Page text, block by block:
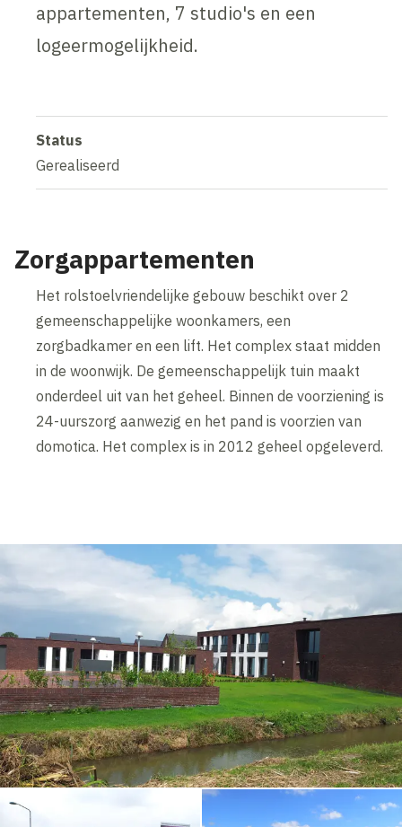
appartementen, 7 studio's en een
logeermogelijkheid.
Status
Gerealiseerd
Zorgappartementen
Het rolstoelvriendelijke gebouw beschikt over 2
gemeenschappelijke woonkamers, een
zorgbadkamer en een lift. Het complex staat midden
in de woonwijk. De gemeenschappelijk tuin maakt
onderdeel uit van het geheel. Binnen de voorziening is
24-uurszorg aanwezig en het pand is voorzien van
domotica. Het complex is in 2012 geheel opgeleverd.